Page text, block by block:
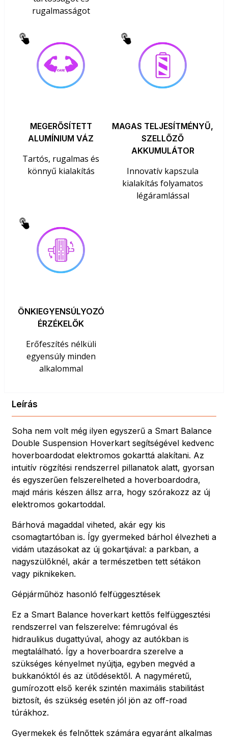
rugalmasságot
MEGERŐSÍTETT
ALUMÍNIUM VÁZ
Tartós, rugalmas és
könnyű kialakítás
MAGAS TELJESÍTMÉNYŰ,
SZELLŐZŐ
AKKUMULÁTOR
Innovatív kapszula
kialakítás folyamatos
légáramlással
ÖNKIEGYENSÚLYOZÓ
ÉRZÉKELŐK
Erőfeszítés nélküli
egyensúly minden
alkalommal
Leírás
Soha nem volt még ilyen egyszerű a Smart Balance
Double Suspension Hoverkart segítségével kedvenc
hoverboardodat elektromos gokarttá alakítani. Az
intuitív rögzítési rendszerrel pillanatok alatt, gyorsan
és egyszerűen felszerelheted a hoverboardodra,
majd máris készen állsz arra, hogy szórakozz az új
elektromos gokartoddal.
Bárhová magaddal viheted, akár egy kis
csomagtartóban is. Így gyermeked bárhol élvezheti a
vidám utazásokat az új gokartjával: a parkban, a
nagyszülőknél, akár a természetben tett sétákon
vagy piknikeken.
Gépjárműhöz hasonló felfüggesztések
Ez a Smart Balance hoverkart kettős felfüggesztési
rendszerrel van felszerelve: fémrugóval és
hidraulikus dugattyúval, ahogy az autókban is
megtalálható. Így a hoverboardra szerelve a
szükséges kényelmet nyújtja, egyben megvéd a
bukkanóktól és az ütődésektől. A nagyméretű,
gumírozott első kerék szintén maximális stabilitást
biztosít, és szükség esetén jól jön az off-road
túrákhoz.
Gyermekek és felnőttek számára egyaránt alkalmas